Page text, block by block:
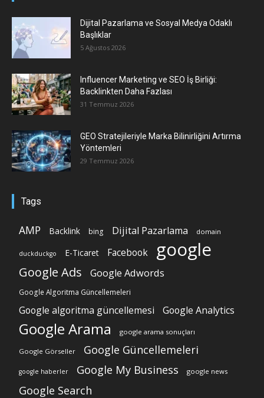
Dijital Pazarlama ve Sosyal Medya Odaklı
Başlıklar
5 Ağustos 2026
Influencer Marketing ve SEO İş Birliği:
Backlinkten Daha Fazlası
31 Temmuz 2026
GEO Stratejileriyle Marka Bilinirliğini Artırma
Yöntemleri
29 Temmuz 2026
Tags
AMP Backlink bing Dijital Pazarlama domain
duckduckgo E-Ticaret Facebook google
Google Ads Google Adwords
Google Algoritma Güncellemeleri
Google algoritma güncellemesi Google Analytics
Google Arama google arama sonuçları
Google Görseller Google Güncellemeleri
google haberler Google My Business google news
Google Search